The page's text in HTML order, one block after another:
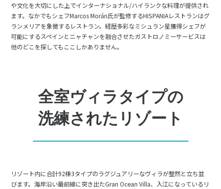
や文化を大切にした上でインターナショナル/ハイランクな料理が提供され
ます。なかでもシェフMarcos Morán氏が監修するHISPANIAレストランはグ
ランメリアを象徴するレストラン。経歴多彩なミシュラン星獲得シェフが
可能にするスペインとニャチャンを融合させたガストロノミーサービスは
他のどこを探してもここしかありません。
全室ヴィラタイプの
洗練されたリゾート
リゾート内に合計92棟3タイプのラグジュアリーなヴィラが整然と立ち並
びます。海岸沿い最前線に突き出たGran Ocean Villa、入江になっているリ